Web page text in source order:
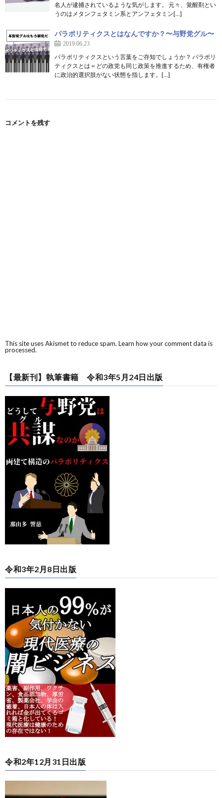
名人が逮捕されているような気がします。 元々、覚醒剤とい
うのはメタンフェタミン系とアンフェタミン[…]
パラポリティクスとはなんですか？〜与野党グル〜
2019.06.23
パラポリティクスという言葉をご存知でしょうか？ パラポリ
ティクスとは＝どの政党も同じ政策を推進するため、有権者
に政治的選択肢がない状態を指します。[…]
コメントを残す
This site uses Akismet to reduce spam. Learn how your comment data is
processed.
【最新刊】執筆書籍 令和3年5月24日出版
令和3年2月8日出版
令和2年12月31日出版